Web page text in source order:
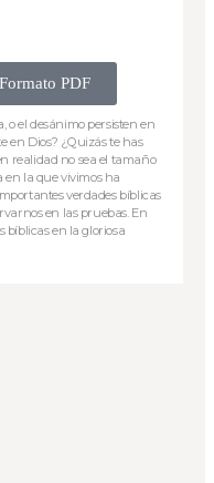
Formato PDF
o el desánimo persisten en
en Dios? ¿Quizás te has
realidad no sea el tamaño
en la que vivimos ha
verdades bíblicas
en las pruebas. En
bíblicas en la gloriosa